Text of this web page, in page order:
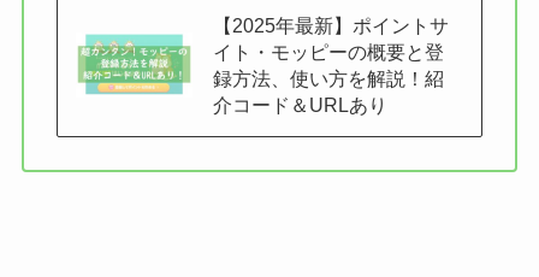
【2025年最新】ポイントサ
イト・モッピーの概要と登
録方法、使い方を解説！紹
介コード＆URLあり